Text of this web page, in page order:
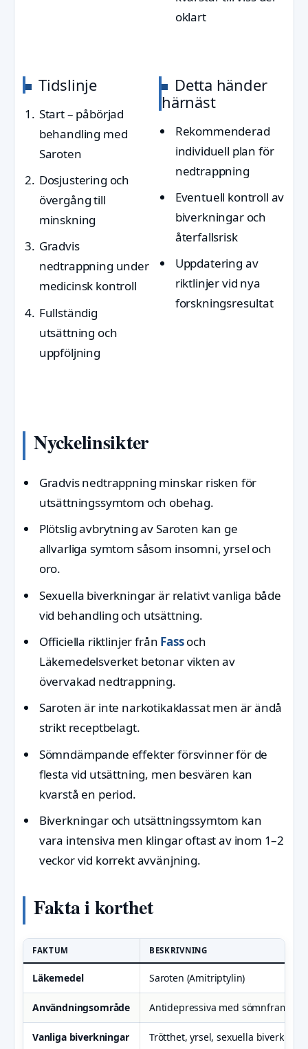
oklart
Tidslinje
Start – påbörjad
behandling med
Saroten
Dosjustering och
övergång till
minskning
Gradvis
nedtrappning under
medicinsk kontroll
Fullständig
utsättning och
uppföljning
Detta händer
härnäst
Rekommenderad
individuell plan för
nedtrappning
Eventuell kontroll av
biverkningar och
återfallsrisk
Uppdatering av
riktlinjer vid nya
forskningsresultat
Nyckelinsikter
Gradvis nedtrappning minskar risken för
utsättningssymtom och obehag.
Plötslig avbrytning av Saroten kan ge
allvarliga symtom såsom insomni, yrsel och
oro.
Sexuella biverkningar är relativt vanliga både
vid behandling och utsättning.
Officiella riktlinjer från Fassoch
Läkemedelsverket betonar vikten av
övervakad nedtrappning.
Saroten är inte narkotikaklassat men är ändå
strikt receptbelagt.
Sömndämpande effekter försvinner för de
flesta vid utsättning, men besvären kan
kvarstå en period.
Biverkningar och utsättningssymtom kan
vara intensiva men klingar oftast av inom 1–2
veckor vid korrekt avvänjning.
Fakta i korthet
FAKTUM BESKRIVNING
Läkemedel Saroten (Amitriptylin)
Användningsområde Antidepressiva med
Vanliga biverkningar Trötthet, yrsel, sexuella